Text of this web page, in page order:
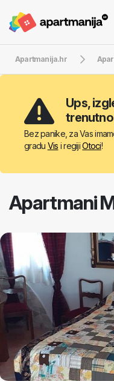
Apartmanija.hr
Ups,
Bez panike, za Vas
gradu Vis i regijiOtoci!
Apartmani